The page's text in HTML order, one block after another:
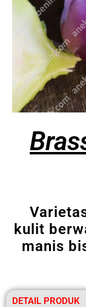
kulit
manis
DETAIL PRODUK